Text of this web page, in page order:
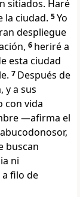
sitiados. Haré
la ciudad. 5Yo
despliegue
6 heriré a
esta ciudad
7 Después de
y a sus
con vida
—afirma el
buscan
ni
filo de